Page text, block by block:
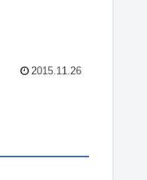
2015.11.26